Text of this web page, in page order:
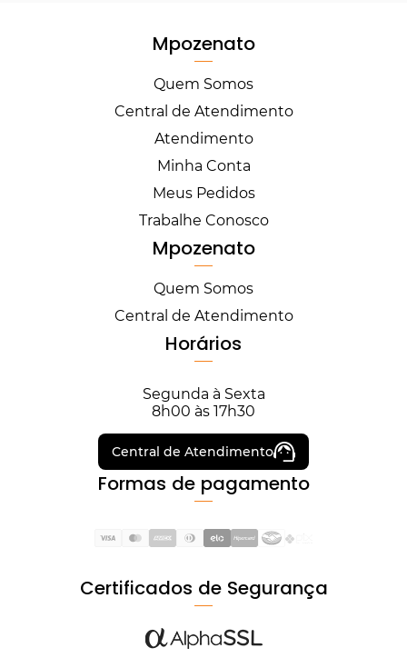
Mpozenato
Quem Somos
Central de Atendimento
Atendimento
Minha Conta
Meus Pedidos
Trabalhe Conosco
Mpozenato
Quem Somos
Central de Atendimento
Horários
Segunda à Sexta
8h00 às 17h30
Central de Atendimento
Formas de pagamento
Certificados de Segurança